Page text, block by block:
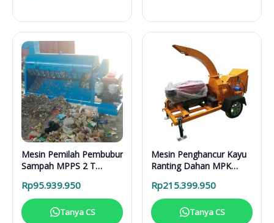
Mesin Pemilah Pembubur
Sampah MPPS 2 T
Rp95.939.950
Tanya CS
Mesin Penghancur Kayu
Ranting Dahan MPK
Rp215.399.950
Tanya CS